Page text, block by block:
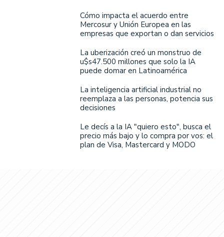
Cómo impacta el acuerdo entre
Mercosur y Unión Europea en las
empresas que exportan o dan servicios
La uberización creó un monstruo de
u$s47.500 millones que solo la IA
puede domar en Latinoamérica
La inteligencia artificial industrial no
reemplaza a las personas, potencia sus
decisiones
Le decís a la IA "quiero esto", busca el
precio más bajo y lo compra por vos: el
plan de Visa, Mastercard y MODO